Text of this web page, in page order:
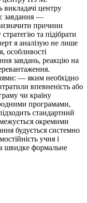
викладачі центру
завдання —
причини
та підібрати
я аналізую не лише
особливості
завдань, реакцію на
— яким необхідно
впевненість або
чи країну
програмами,
стандартний
окремими
будується системно
учня і
швидке формальне